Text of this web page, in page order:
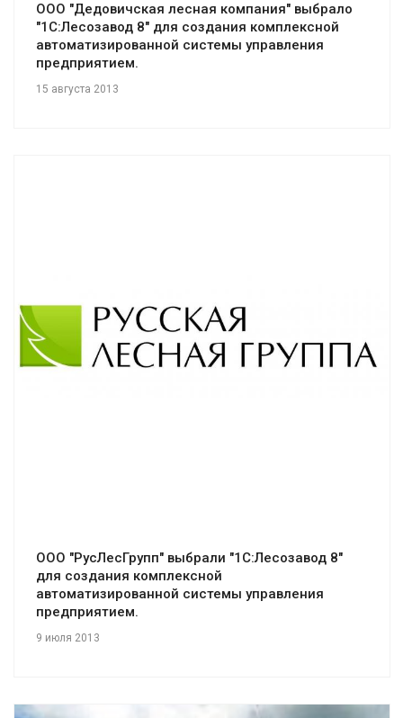
ООО "Дедовичская лесная компания" выбрало
"1С:Лесозавод 8" для создания комплексной
автоматизированной системы управления
предприятием.
15 августа 2013
Смотреть проект
ООО "РусЛесГрупп" выбрали "1С:Лесозавод 8"
для создания комплексной
автоматизированной системы управления
предприятием.
9 июля 2013